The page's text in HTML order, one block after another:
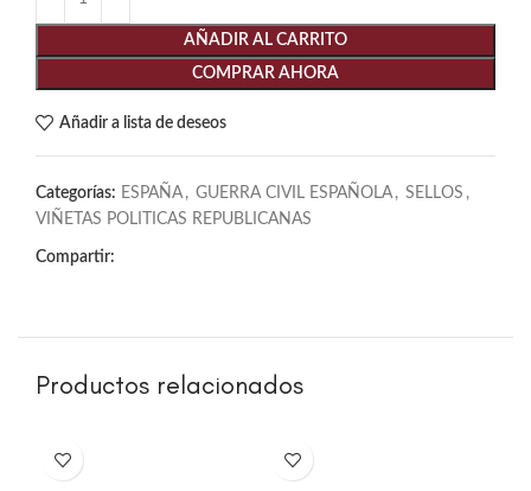
AÑADIR AL CARRITO
COMPRAR AHORA
Añadir a lista de deseos
Categorías: ESPAÑA , GUERRA CIVIL ESPAÑOLA , SELLOS ,
VIÑETAS POLITICAS REPUBLICANAS
Compartir:
Productos relacionados